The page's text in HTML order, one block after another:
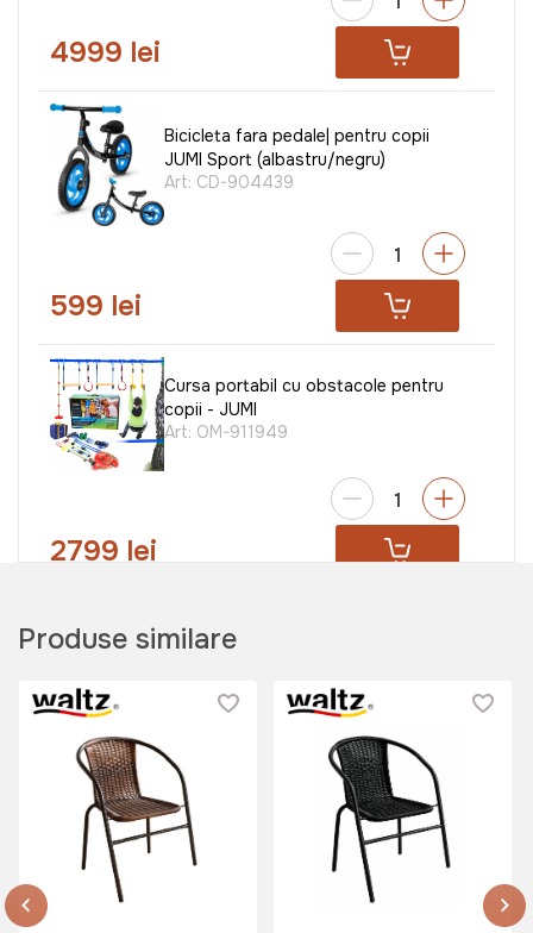
4999 lei
Bicicleta fara pedale| pentru copii
JUMI Sport (albastru/negru)
Art: CD-904439
599 lei
Cursa portabil cu obstacole pentru
copii - JUMI
Art: OM-911949
2799 lei
Balansoar rotund tip cuib JUMI
(albastru)
799 lei
Masa de camping pliabila JUMI
Produse similare